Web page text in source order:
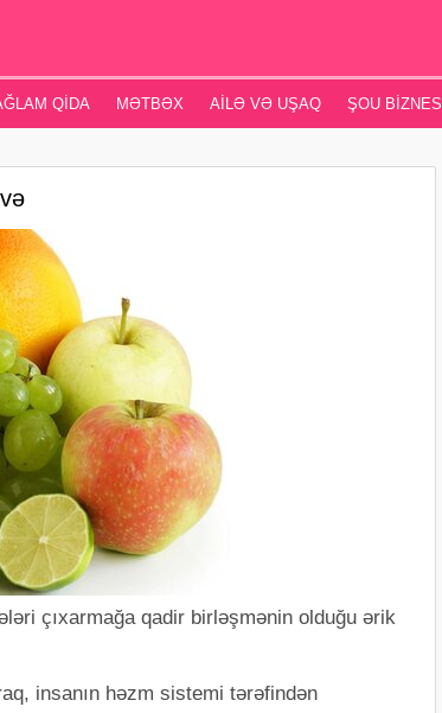
QIDA MƏTBƏX AILƏ VƏ UŞAQ ŞOU BIZNES
çıxarmağa qadir birləşmənin olduğu ərik
insanın həzm sistemi tərəfindən